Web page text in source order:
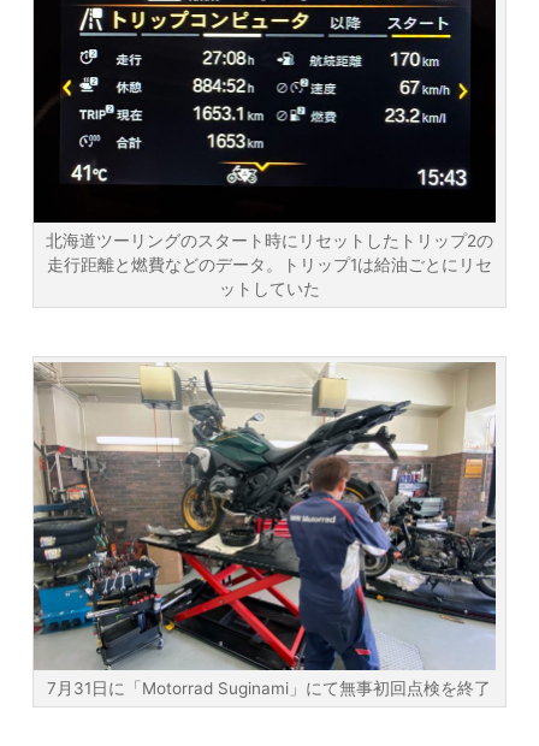
北海道ツーリングのスタート時にリセットしたトリップ2の
走行距離と燃費などのデータ。トリップ1は給油ごとにリセ
ットしていた
7月31日に「Motorrad Suginami」にて無事初回点検を終了